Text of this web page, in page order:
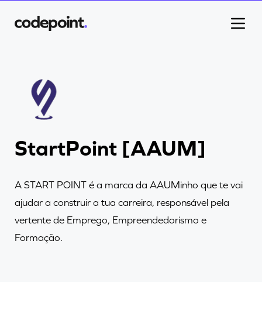
Processo
Blog
Carreiras
StartPoint [AAUM]
A START POINT é a marca da AAUMinho que te vai
ajudar a construir a tua carreira, responsável pela
vertente de Emprego, Empreendedorismo e
Formação.